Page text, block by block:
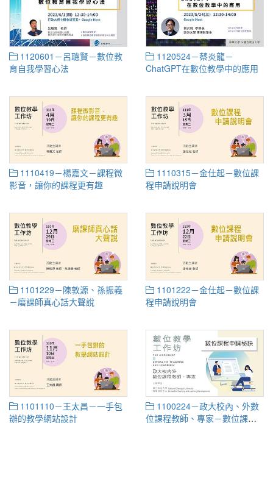
1120601－呂聰賢－數位教
育自我學習心法
1120524－蔡炎龍－
ChatGPT在數位教學中的應用
1110419－楊嘉文－課程微
影音，讓你的課程更有趣
1110315－金仕起－數位課
程申請說明會
1101229－陳敦源、孫振義
－磨課師真心話大聲說
1101222－金仕起－數位課
程申請說明會
1101110－王太昌－一手包
辦的教學網站設計
1100224－政大校內、外數
位課程教師、專家－數位課程